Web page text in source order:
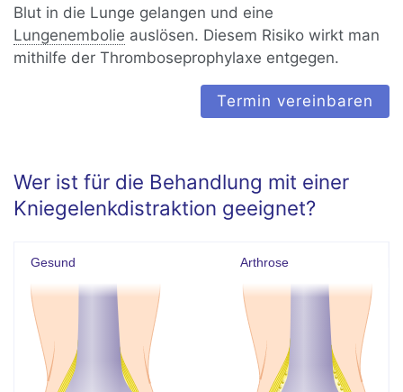
Blut in die Lunge gelangen und eine
Lungenembolie auslösen. Diesem Risiko wirkt man
mithilfe der Thromboseprophylaxe entgegen.
Termin vereinbaren
Wer ist für die Behandlung mit einer
Kniegelenkdistraktion geeignet?